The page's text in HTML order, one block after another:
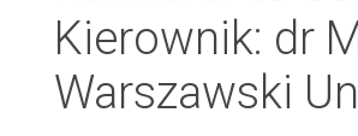
Kierownik: dr
Warszawski